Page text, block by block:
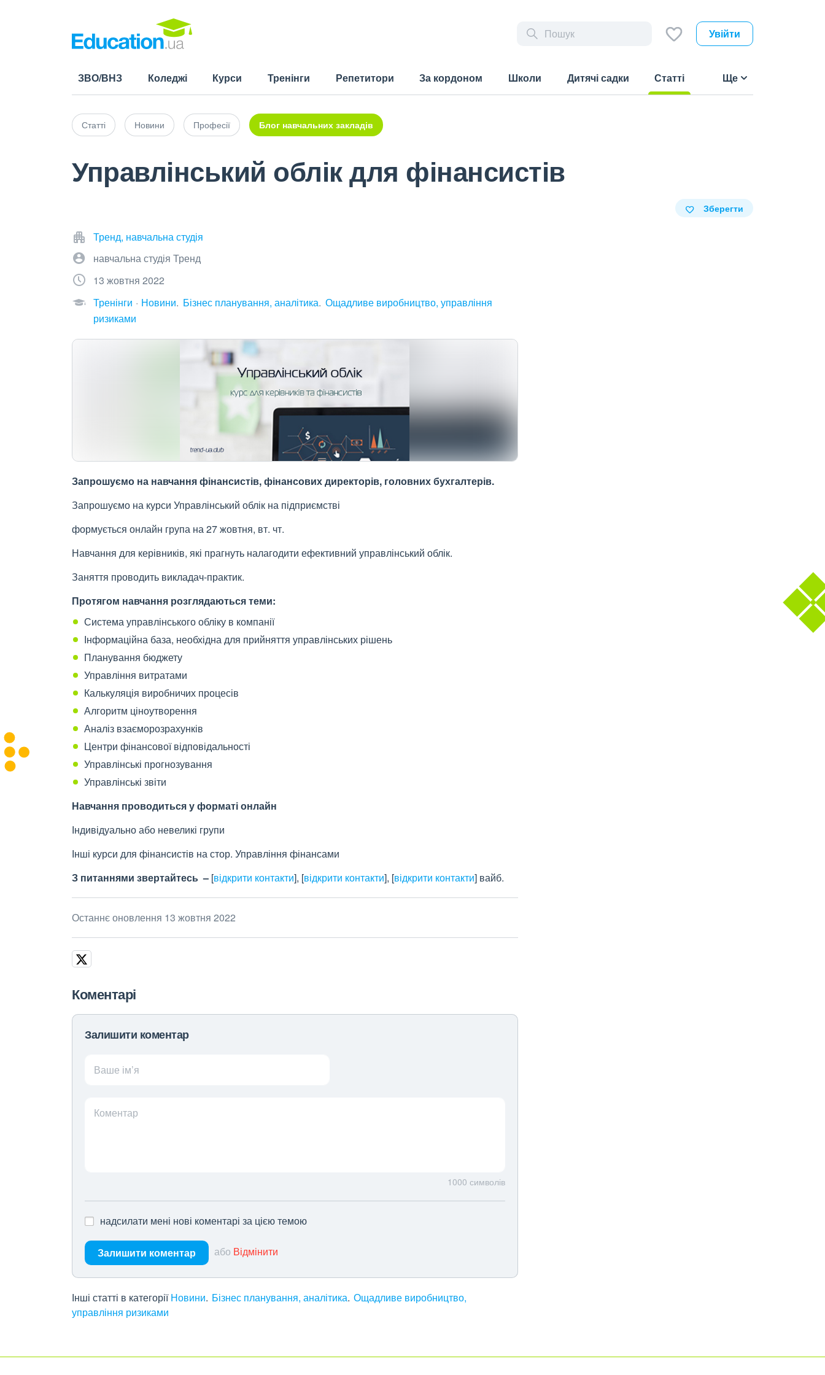
Увійти
ЗВО/ВНЗ Коледжі Курси Тренінги Репетитори За кордоном Школи Дитячі садки
Статті
Ще
Статті Новини Професії Блог навчальних закладів
Управлінський облік для фінансистів
Зберегти
Тренд, навчальна студія
навчальна студія Тренд
13 жовтня 2022
Тренінги
Новини Бізнес планування, аналітика Ощадливе виробництво, управління
ризиками
Запрошуємо на навчання фінансистів, фінансових директорів, головних бухгалтерів.
Запрошуємо на курси Управлінський облік на підприємстві
формується онлайн група на 27 жовтня, вт. чт.
Навчання для керівників, які прагнуть налагодити ефективний управлінський облік.
Заняття проводить викладач-практик.
Протягом навчання розглядаються теми:
Система управлінського обліку в компанії
Інформаційна база, необхідна для прийняття управлінських рішень
Планування бюджету
Управління витратами
Калькуляція виробничих процесів
Алгоритм ціноутворення
Аналіз взаєморозрахунків
Центри фінансової відповідальності
Управлінські прогнозування
Управлінські звіти
Навчання проводиться у форматі онлайн
Індивідуально або невеликі групи
Інші курси для фінансистів на стор. Управління фінансами
З питаннями звертайтесь – [відкрити контакти], [відкрити контакти], [відкрити контакти] вайб.
Останнє оновлення 13 жовтня 2022
Коментарі
Залишити коментар
Ваше ім’я
Коментар
1000 символів
надсилати мені нові коментарі за цією темою
Залишити коментар або Відмінити
Інші статті в категорії Новини Бізнес планування, аналітика Ощадливе виробництво,
управління ризиками